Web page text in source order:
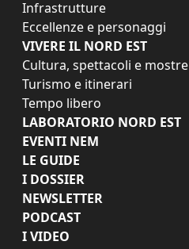
Infrastrutture
Eccellenze e personaggi
VIVERE IL NORD EST
Cultura, spettacoli e mostre
Turismo e itinerari
Tempo libero
LABORATORIO NORD EST
EVENTI NEM
LE GUIDE
I DOSSIER
NEWSLETTER
PODCAST
I VIDEO